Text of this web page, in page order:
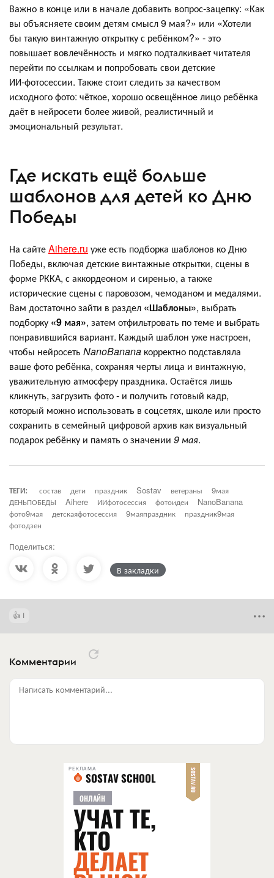
Важно в конце или в начале добавить вопрос‑зацепку: «Как
вы объясняете своим детям смысл 9 мая?» или «Хотели
бы такую винтажную открытку с ребёнком?» - это
повышает вовлечённость и мягко подталкивает читателя
перейти по ссылкам и попробовать свои детские
ИИ‑фотосессии. Также стоит следить за качеством
исходного фото: чёткое, хорошо освещённое лицо ребёнка
даёт в нейросети более живой, реалистичный и
эмоциональный результат.
Где искать ещё больше
шаблонов для детей ко Дню
Победы
На сайтеAihere.ru уже есть подборка шаблонов ко Дню
Победы, включая детские винтажные открытки, сцены в
форме РККА, с аккордеоном и сиренью, а также
исторические сцены с паровозом, чемоданом и медалями.
Вам достаточно зайти в раздел «Шаблоны», выбрать
подборку «9 мая», затем отфильтровать по теме и выбрать
понравившийся вариант. Каждый шаблон уже настроен,
чтобы нейросеть NanoBanana корректно подставляла
ваше фото ребёнка, сохраняя черты лица и винтажную,
уважительную атмосферу праздника. Остаётся лишь
кликнуть, загрузить фото - и получить готовый кадр,
который можно использовать в соцсетях, школе или просто
сохранить в семейный цифровой архив как визуальный
подарок ребёнку и память о значении 9 мая.
ТЕГИ: состав дети праздник Sostav ветераны
9мая
ДЕНЬПОБЕДЫ
Aihere ИИфотосессия фотоидеи
NanoBanana
фото9мая
детскаяфотосессия 9маяпраздник
праздник9мая
фотодзен
Поделиться:
В закладки
1
Комментарии
Написать комментарий...
РЕКЛАМА